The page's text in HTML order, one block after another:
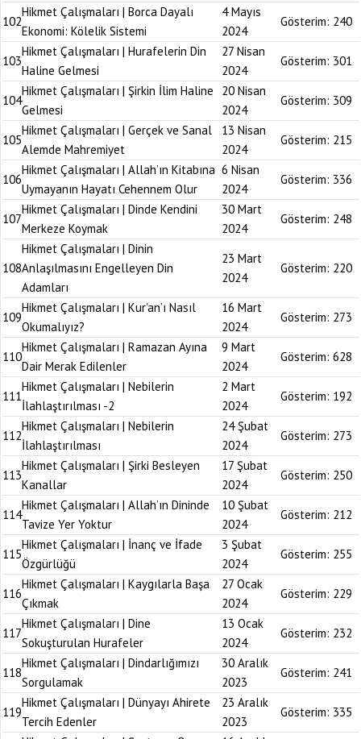
102
Hikmet Çalışmaları | Borca Dayalı
Ekonomi: Kölelik Sistemi
4 Mayıs
2024
Gösterim: 240
103
Hikmet Çalışmaları | Hurafelerin Din
Haline Gelmesi
27 Nisan
2024
Gösterim: 301
104
Hikmet Çalışmaları | Şirkin İlim Haline
Gelmesi
20 Nisan
2024
Gösterim: 309
105
Hikmet Çalışmaları | Gerçek ve Sanal
Alemde Mahremiyet
13 Nisan
2024
Gösterim: 215
106
Hikmet Çalışmaları | Allah’ın Kitabına
Uymayanın Hayatı Cehennem Olur
6 Nisan
2024
Gösterim: 336
107
Hikmet Çalışmaları | Dinde Kendini
Merkeze Koymak
30 Mart
2024
Gösterim: 248
108
Hikmet Çalışmaları | Dinin
Anlaşılmasını Engelleyen Din
Adamları
23 Mart
2024
Gösterim: 220
109
Hikmet Çalışmaları | Kur’an’ı Nasıl
Okumalıyız?
16 Mart
2024
Gösterim: 273
110
Hikmet Çalışmaları | Ramazan Ayına
Dair Merak Edilenler
9 Mart
2024
Gösterim: 628
111
Hikmet Çalışmaları | Nebilerin
İlahlaştırılması -2
2 Mart
2024
Gösterim: 192
112
Hikmet Çalışmaları | Nebilerin
İlahlaştırılması
24 Şubat
2024
Gösterim: 273
113
Hikmet Çalışmaları | Şirki Besleyen
Kanallar
17 Şubat
2024
Gösterim: 250
114
Hikmet Çalışmaları | Allah’ın Dininde
Tavize Yer Yoktur
10 Şubat
2024
Gösterim: 212
115
Hikmet Çalışmaları | İnanç ve İfade
Özgürlüğü
3 Şubat
2024
Gösterim: 255
116
Hikmet Çalışmaları | Kaygılarla Başa
Çıkmak
27 Ocak
2024
Gösterim: 229
117
Hikmet Çalışmaları | Dine
Sokuşturulan Hurafeler
13 Ocak
2024
Gösterim: 232
118
Hikmet Çalışmaları | Dindarlığımızı
Sorgulamak
30 Aralık
2023
Gösterim: 241
119
Hikmet Çalışmaları | Dünyayı Ahirete
Tercih Edenler
23 Aralık
2023
Gösterim: 335